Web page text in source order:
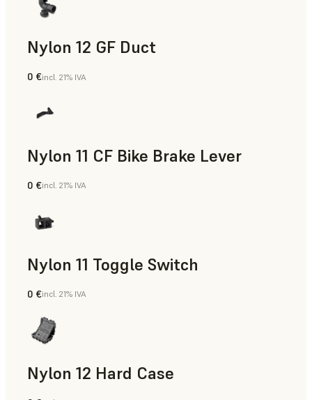
Nylon 12 GF Duct
Polvo para SLS
0 €incl. 21% IVA
Nylon 11 CF Bike Brake Lever
Polvo para SLS
0 €incl. 21% IVA
Nylon 11 Toggle Switch
Polvo para SLS
0 €incl. 21% IVA
Nylon 12 Hard Case